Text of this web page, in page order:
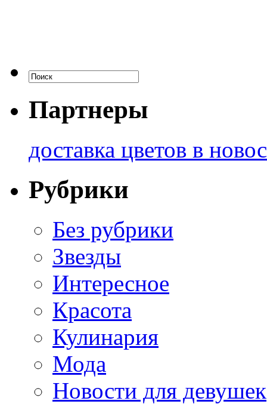
Партнеры
доставка цветов в
Рубрики
Без рубрики
Звезды
Интересное
Красота
Кулинария
Мода
Новости для девушек